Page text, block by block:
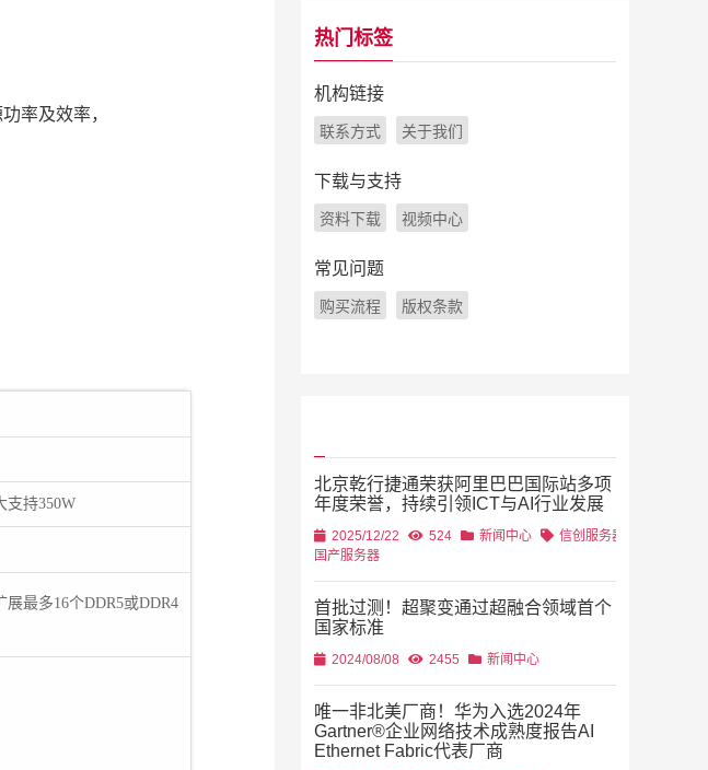
率及效率，
支持350W
最多16个DDR5或DDR4
热门标签
机构链接
联系方式 关于我们
下载与支持
资料下载 视频中心
常见问题
购买流程 版权条款
北京乾行捷通荣获阿里巴巴国际站多项
年度荣誉，持续引领ICT与AI行业发展
2025/12/22 524 新闻中心
信创服务器
国产服务器
首批过测！超聚变通过超融合领域首个
国家标准
2024/08/08 2455 新闻中心
唯一非北美厂商！华为入选2024年
Gartner®企业网络技术成熟度报告AI
Ethernet Fabric代表厂商